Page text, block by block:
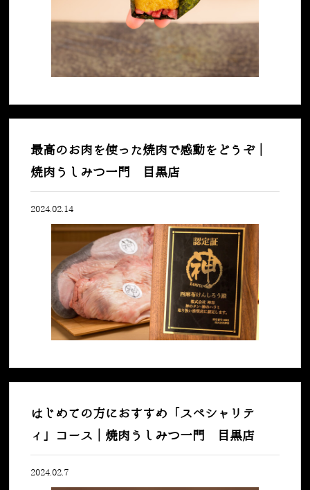
最高のお肉を使った焼肉で感動をどうぞ｜
焼肉うしみつ一門 目黒店
2024.02.14
はじめての方におすすめ「スペシャリテ
ィ」コース｜焼肉うしみつ一門 目黒店
2024.02.7